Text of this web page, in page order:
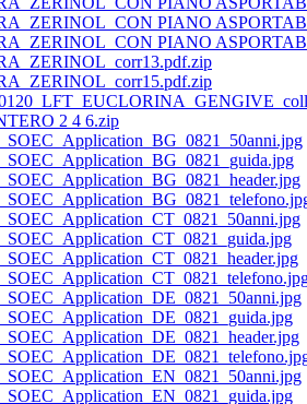
PIANO
PIANO
2 4 6.zip